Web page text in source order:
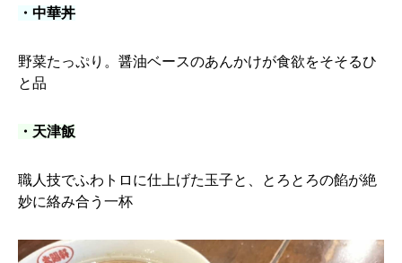
・中華丼
野菜たっぷり。醤油ベースのあんかけが食欲をそそるひ
と品
・天津飯
職人技でふわトロに仕上げた玉子と、とろとろの餡が絶
妙に絡み合う一杯